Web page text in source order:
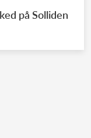
på Solliden